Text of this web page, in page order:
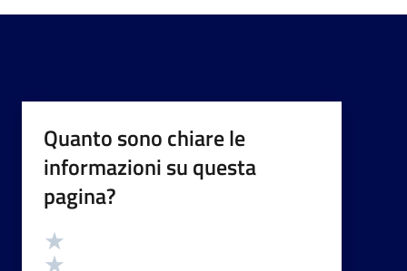
Quanto sono chiare le
informazioni su questa
pagina?
Valutazione